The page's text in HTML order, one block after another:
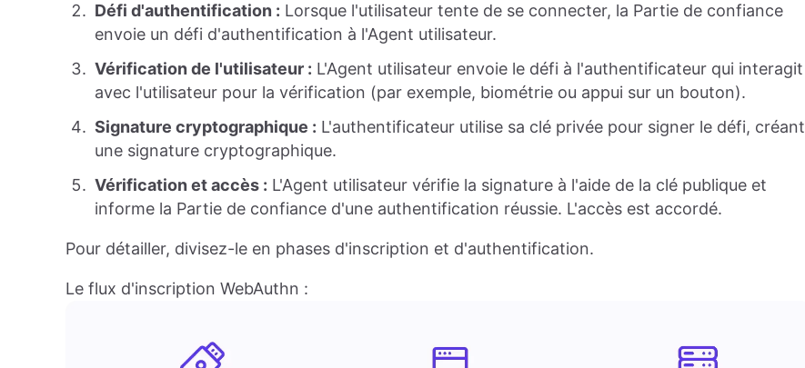
Défi d'authentification : Lorsque l'utilisateur tente de se connecter, la Partie de confiance
envoie un défi d'authentification à l'Agent utilisateur.
Vérification de l'utilisateur : L'Agent utilisateur envoie le défi à l'authentificateur qui interagit
avec l'utilisateur pour la vérification (par exemple, biométrie ou appui sur un bouton).
Signature cryptographique : L'authentificateur utilise sa clé privée pour signer le défi, créant
une signature cryptographique.
Vérification et accès : L'Agent utilisateur vérifie la signature à l'aide de la clé publique et
informe la Partie de confiance d'une authentification réussie. L'accès est accordé.
Pour détailler, divisez-le en phases d'inscription et d'authentification.
Le flux d'inscription WebAuthn :